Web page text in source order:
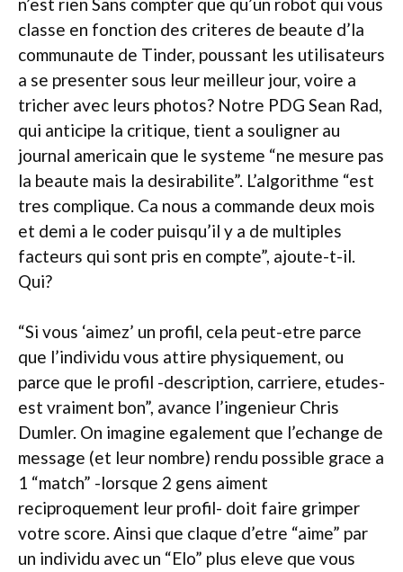
classe en fonction des criteres de beaute d’la
communaute de Tinder, poussant les utilisateurs
a se presenter sous leur meilleur jour, voire a
tricher avec leurs photos? Notre PDG Sean Rad,
qui anticipe la critique, tient a souligner au
journal americain que le systeme “ne mesure pas
la beaute mais la desirabilite”. L’algorithme “est
tres complique. Ca nous a commande deux mois
et demi a le coder puisqu’il y a de multiples
facteurs qui sont pris en compte”, ajoute-t-il.
Qui?
“Si vous ‘aimez’ un profil, cela peut-etre parce
que l’individu vous attire physiquement, ou
parce que le profil -description, carriere, etudes-
est vraiment bon”, avance l’ingenieur Chris
Dumler. On imagine egalement que l’echange de
message (et leur nombre) rendu possible grace a
1 “match” -lorsque 2 gens aiment
reciproquement leur profil- doit faire grimper
votre score. Ainsi que claque d’etre “aime” par
un individu avec un “Elo” plus eleve que vous